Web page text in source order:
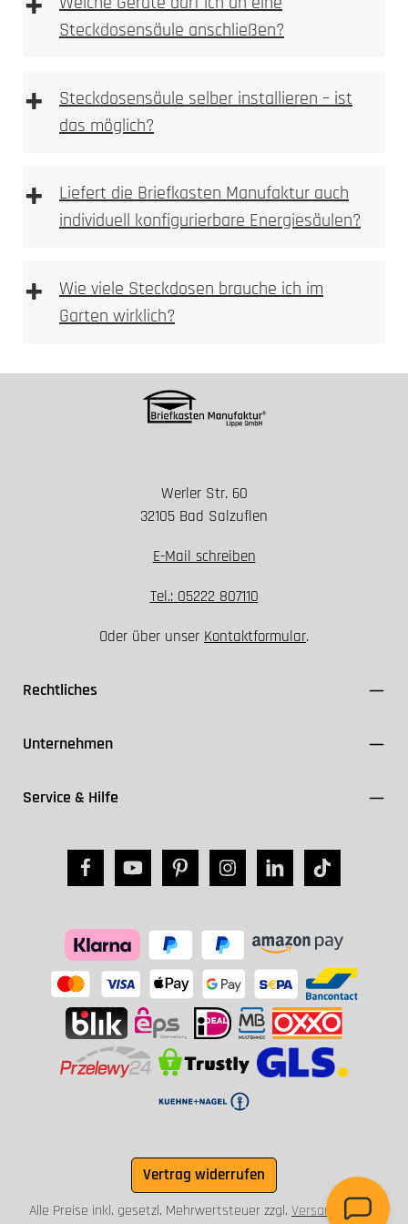
Leitungsschutzschalter
UV-stabile Oberflächen
Steckdosensäule anschließen?
+
Steckdosensäule selber installieren – ist
das möglich?
Installation nur spannungsfrei durchführen
Kabel ausschließlich für den Außenbereich (z. B.
VDE- und Herstellerangaben einhalten
+
Liefert die Briefkasten Manufaktur auch
individuell konfigurierbare Energiesäulen?
+
Wie viele Steckdosen brauche ich im
Garten wirklich?
Werler Str. 60
32105 Bad Salzuflen
E-Mail schreiben
Tel.: 05222 807110
Oder über unser Kontaktformular.
Rechtliches
Unternehmen
Service & Hilfe
Vertrag widerrufen
Alle Preise inkl. gesetzl. Mehrwertsteuer zzgl. Versandkosten